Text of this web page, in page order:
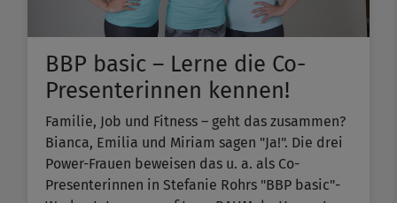
BBP basic – Lerne die Co-
Presenterinnen kennen!
Familie, Job und Fitness – geht das zusammen?
Bianca, Emilia und Miriam sagen "Ja!". Die drei
Power-Frauen beweisen das u. a. als Co-
Presenterinnen in Stefanie Rohrs "BBP basic"-